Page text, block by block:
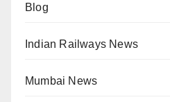
Blog
Indian Railways News
Mumbai News